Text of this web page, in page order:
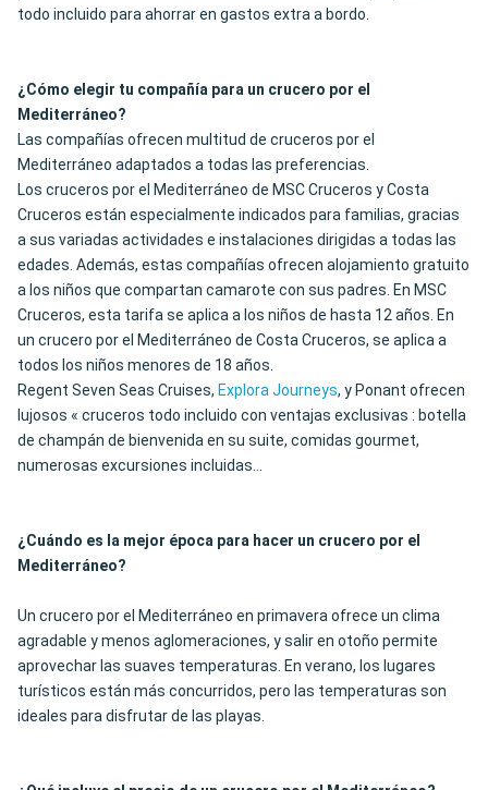
todo incluido para ahorrar en gastos extra a bordo.
¿Cómo elegir tu compañía para un crucero por el
Mediterráneo?
Las compañías ofrecen multitud de cruceros por el
Mediterráneo adaptados a todas las preferencias.
Los cruceros por el Mediterráneo de MSC Cruceros y Costa
Cruceros están especialmente indicados para familias, gracias
a sus variadas actividades e instalaciones dirigidas a todas las
edades. Además, estas compañías ofrecen alojamiento gratuito
a los niños que compartan camarote con sus padres. En MSC
Cruceros, esta tarifa se aplica a los niños de hasta 12 años. En
un crucero por el Mediterráneo de Costa Cruceros, se aplica a
todos los niños menores de 18 años.
Regent Seven Seas Cruises, Explora Journeys, y Ponant ofrecen
lujosos « cruceros todo incluido con ventajas exclusivas : botella
de champán de bienvenida en su suite, comidas gourmet,
numerosas excursiones incluidas...
¿Cuándo es la mejor época para hacer un crucero por el
Mediterráneo?
Un crucero por el Mediterráneo en primavera ofrece un clima
agradable y menos aglomeraciones, y salir en otoño permite
aprovechar las suaves temperaturas. En verano, los lugares
turísticos están más concurridos, pero las temperaturas son
ideales para disfrutar de las playas.